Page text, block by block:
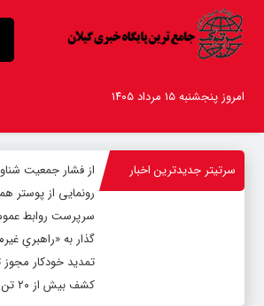
امروز پنجشنبه ۱۵ مرداد ۱۴۰۵
سرتیتر جدیدترین اخبار
از فشار جمعیت
رونمایی از پوستر
سرپرست روابط
گذار به «راهبریِ
تمدید خودکار مجوز
کشف بیش از ۲۰ تن اقلام اساسی اختیاری از انبار فاقد مجوز در رشت /کشف بیش از ۲ تن اقلام تاریخ مصرف گذشته و فاسد